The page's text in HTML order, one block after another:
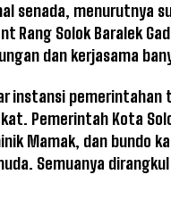
senada, menurutnya
Rang Solok Baralek
dan kerjasama
instansi pemerintahan
Pemerintah Kota
Mamak, dan bundo
Semuanya